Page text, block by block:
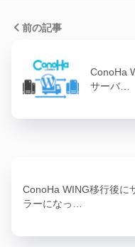
前の記事
ConoHa
サーバ…
ConoHa WING移行後に
ラーになっ…